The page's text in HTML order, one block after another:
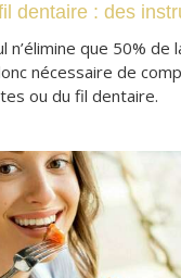
n’élimine que 50% de
nécessaire de
ou du fil dentaire.